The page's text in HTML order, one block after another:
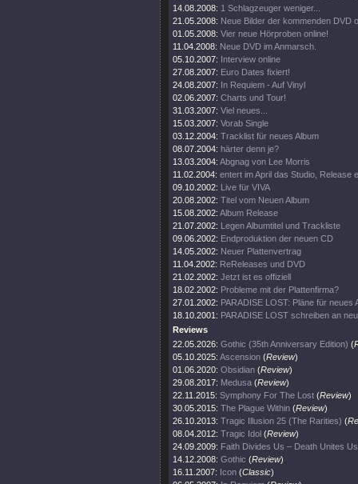
14.08.2008: 1 Schlagzeuger weniger...
21.05.2008: Neue Bilder der kommenden DVD
01.05.2008: Vier neue Hörproben online!
11.04.2008: Neue DVD im Anmarsch.
05.10.2007: Interview online
27.08.2007: Euro Dates fixiert!
24.08.2007: In Requiem - Auf Vinyl
02.06.2007: Charts und Tour!
31.03.2007: Viel neues...
15.03.2007: Vorab Single
03.12.2004: Tracklist für neues Album
08.07.2004: härter denn je?
13.03.2004: Abgnag von Lee Morris
11.02.2004: entert im April das Studio, Release
09.10.2002: Live für VIVA
20.08.2002: Titel vom Neuen Album
15.08.2002: Album Release
21.07.2002: Legen Albumtitel und Trackliste
09.06.2002: Endproduktion der neuen CD
14.05.2002: Neuer Plattenvertrag
11.04.2002: ReReleases und DVD
21.02.2002: Jetzt ist es offiziell
18.02.2002: Probleme mit der Plattenfirma?
27.01.2002: PARADISE LOST: Pläne für neues
18.10.2001: PARADISE LOST schreiben an
Reviews
22.05.2026: Gothic (35th Anniversary Edition) (
05.10.2025: Ascension (Review)
01.06.2020: Obsidian (Review)
29.08.2017: Medusa (Review)
22.11.2015: Symphony For The Lost (Review)
30.05.2015: The Plague Within (Review)
26.10.2013: Tragic Illusion 25 (The Rarities) (
08.04.2012: Tragic Idol (Review)
24.09.2009: Faith Divides Us – Death Unites Us
14.12.2008: Gothic (Review)
16.11.2007: Icon (Classic)